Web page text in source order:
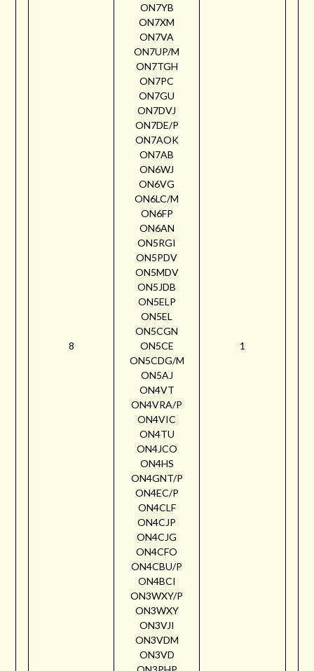
8
ON7YB
ON7XM
ON7VA
ON7UP/M
ON7TGH
ON7PC
ON7GU
ON7DVJ
ON7DE/P
ON7AOK
ON7AB
ON6WJ
ON6VG
ON6LC/M
ON6FP
ON6AN
ON5RGI
ON5PDV
ON5MDV
ON5JDB
ON5ELP
ON5EL
ON5CGN
ON5CE
ON5CDG/M
ON5AJ
ON4VT
ON4VRA/P
ON4VIC
ON4TU
ON4JCO
ON4HS
ON4GNT/P
ON4EC/P
ON4CLF
ON4CJP
ON4CJG
ON4CFO
ON4CBU/P
ON4BCI
ON3WXY/P
ON3WXY
ON3VJI
ON3VDM
ON3VD
1